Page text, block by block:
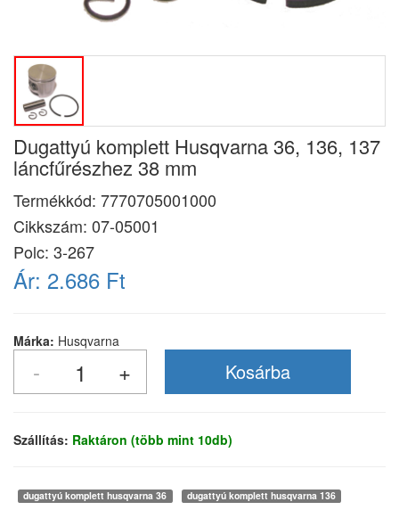
Dugattyú komplett Husqvarna 36, 136, 137
láncfűrészhez 38 mm
Termékkód: 7770705001000
Cikkszám: 07-05001
Polc: 3-267
Ár: 2.686 Ft
Márka: Husqvarna
Szállítás: Raktáron (több mint 10db)
dugattyú komplett husqvarna 36
dugattyú komplett husqvarna 136